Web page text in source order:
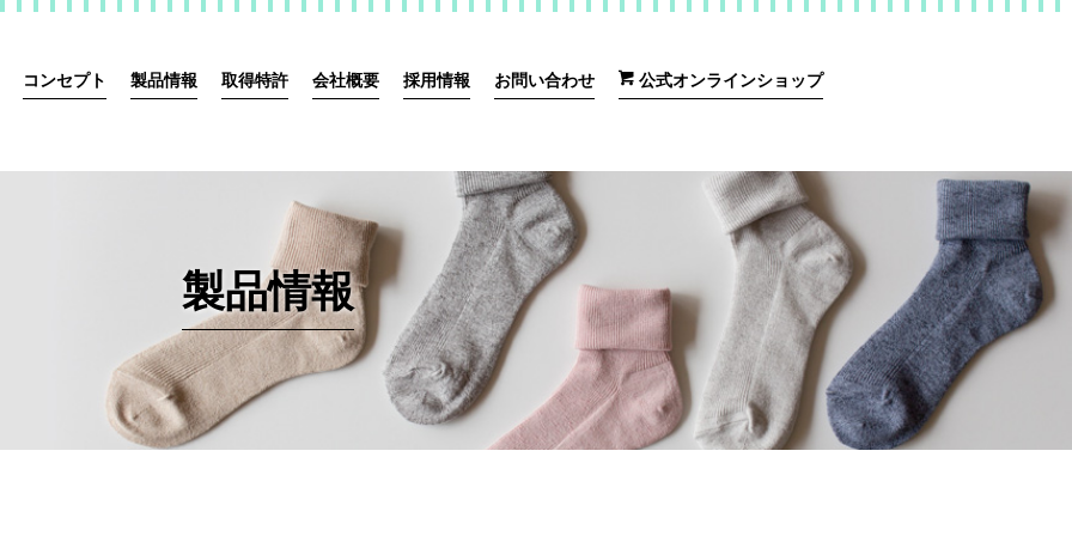
コンセプト 製品情報 取得特許 会社概要 採用情報 お問い合わせ 公式オンラインショップ
製品情報